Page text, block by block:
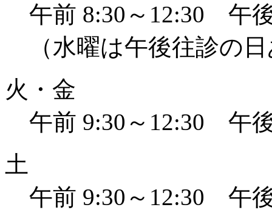
午前 8:30～12:30 午
（水曜は午後往診の
火・金
午前 9:30～12:30 午
土
午前 9:30～12:30 午